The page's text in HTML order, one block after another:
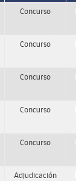
Concurso
Concurso
Concurso
Concurso
Concurso
Adjudicación